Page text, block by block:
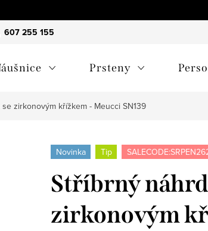
607 255 155
Hodnocení obchodu
Prsteny
zirkonovým křížkem - Meucci SN139
Novinka Tip
Stříbrný
zirkonovým